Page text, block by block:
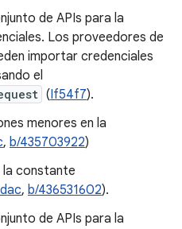
de APIs para la
Los proveedores de
importar credenciales
el
(If54f7).
menores en la
, b/435703922)
la constante
, b/436531602).
de APIs para la